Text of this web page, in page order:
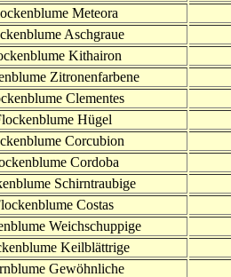
Meteora
Aschgraue
Kithairon
Zitronenfarbene
Clementes
Hügel
Corcubion
Cordoba
Schirntraubige
Costas
Weichschuppige
Keilblättrige
Gewöhnliche